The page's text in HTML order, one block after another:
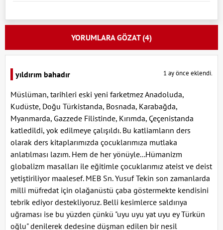
YORUMLARA GÖZAT (4)
yıldırım bahadır 1 ay önce eklendi.
Müslüman, tarihleri eski yeni farketmez Anadoluda,
Kudüste, Doğu Türkistanda, Bosnada, Karabağda,
Myanmarda, Gazzede Filistinde, Kırımda, Çeçenistanda
katledildi, yok edilmeye çalışıldı. Bu katliamların ders
olarak ders kitaplarımızda çocuklarımıza mutlaka
anlatılması lazım. Hem de her yönüyle...Hümanizm
globalizm masalları ile eğitimle çocuklarımız ateist ve deist
yetiştiriliyor maalesef. MEB Sn. Yusuf Tekin son zamanlarda
milli müfredat için olağanüstü çaba göstermekte kendisini
tebrik ediyor destekliyoruz. Belli kesimlerce saldırıya
uğraması ise bu yüzden çünkü "uyu uyu yat uyu ey Türkün
oğlu" denilerek dedesine düşman edilen bir nesil